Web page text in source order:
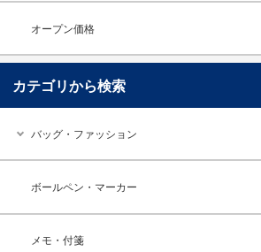
オープン価格
カテゴリから検索
バッグ・ファッション
ボールペン・マーカー
メモ・付箋